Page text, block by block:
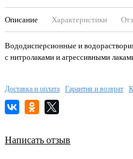
Описание Характеристики
Вододисперсионные и
с нитролаками и агрессивными
Доставка и оплата Гарантия и возврат
Написать отзыв